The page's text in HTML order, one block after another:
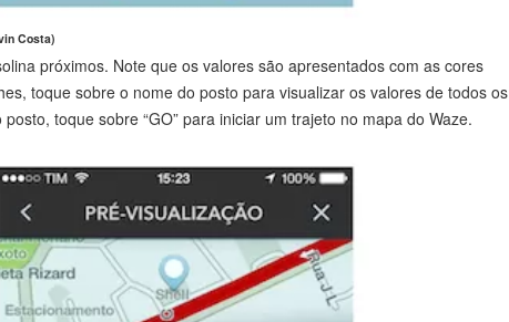
Costa)
próximos. Note que os valores são apresentados com as cores
toque sobre o nome do posto para visualizar os valores de todos os
toque sobre “GO” para iniciar um trajeto no mapa do Waze.